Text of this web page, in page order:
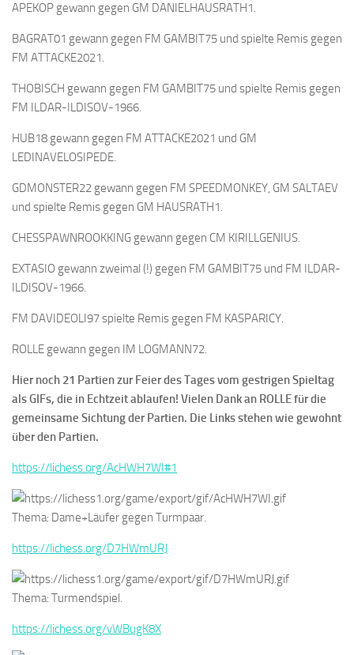
APEKOP gewann gegen GM DANIELHAUSRATH1.
BAGRAT01 gewann gegen FM GAMBIT75 und spielte Remis gegen
FM ATTACKE2021.
THOBISCH gewann gegen FM GAMBIT75 und spielte Remis gegen
FM ILDAR-ILDISOV-1966.
HUB18 gewann gegen FM ATTACKE2021 und GM
LEDINAVELOSIPEDE.
GDMONSTER22 gewann gegen FM SPEEDMONKEY, GM SALTAEV
und spielte Remis gegen GM HAUSRATH1.
CHESSPAWNROOKKING gewann gegen CM KIRILLGENIUS.
EXTASIO gewann zweimal (!) gegen FM GAMBIT75 und FM ILDAR-
ILDISOV-1966.
FM DAVIDEOLI97 spielte Remis gegen FM KASPARICY.
ROLLE gewann gegen IM LOGMANN72.
Hier noch 21 Partien zur Feier des Tages vom gestrigen Spieltag
als GIFs, die in Echtzeit ablaufen! Vielen Dank an ROLLE für die
gemeinsame Sichtung der Partien. Die Links stehen wie gewohnt
über den Partien.
https://lichess.org/AcHWH7WI#1
Thema: Dame+Läufer gegen Turmpaar.
https://lichess.org/D7HWmURJ
Thema: Turmendspiel.
https://lichess.org/vWBugK8X